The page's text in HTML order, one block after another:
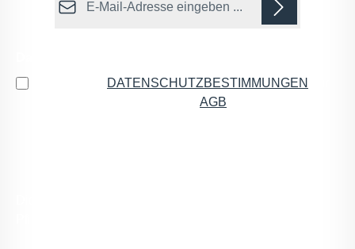
DATENSCHUTZBESTIMMUNGEN
AGB